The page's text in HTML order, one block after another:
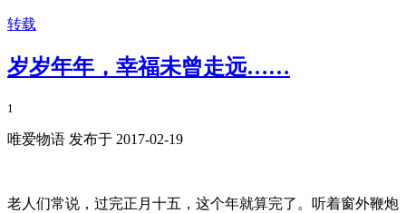
转载
岁岁年年，幸福未曾走远……
1
唯爱物语 发布于 2017-02-19
老人们常说，过完正月十五，这个年就算完了。听着窗外鞭炮